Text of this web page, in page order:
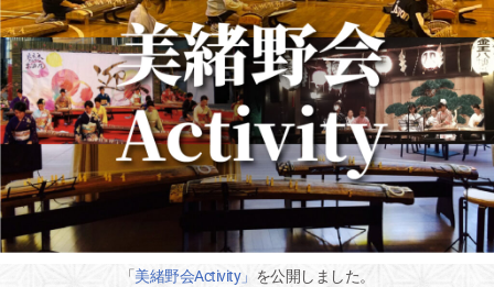
「美緒野会Activity」 を公開しました。